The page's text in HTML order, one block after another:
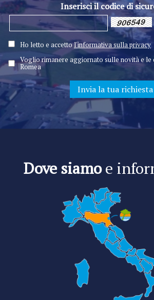
Inserisci il codice di
Ho letto e accettol'informativa sulla privacy
Voglio rimanere aggiornato sulle novità e le
Romea
Dove siamoe